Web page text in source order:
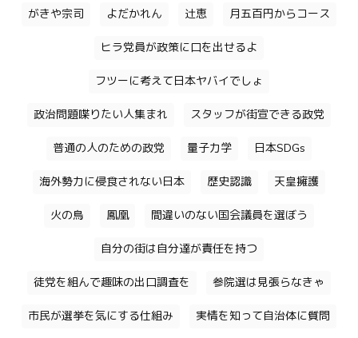
がきや宗司 よだかれん 辻恵 月五百円からコース
ヒラ党員が政策に口を出せるよ
フツーに考えて日本ヤバイでしょ
政治問題喋りたい人集まれ スタッフが街宣できる政党
普通の人のための政党 量子力学 日本SDGs
海外勢力に侵食されない日本 歴史認識 天皇擁護
火の鳥 鳳凰 間違いのない国会議員を選ぼう
自分の街は自分達が責任を持つ
徒党を組んで趣味の出口調査を 参院選は見張らなきゃ
市民が選挙を気にする仕組み 実情を知って自治体に質問